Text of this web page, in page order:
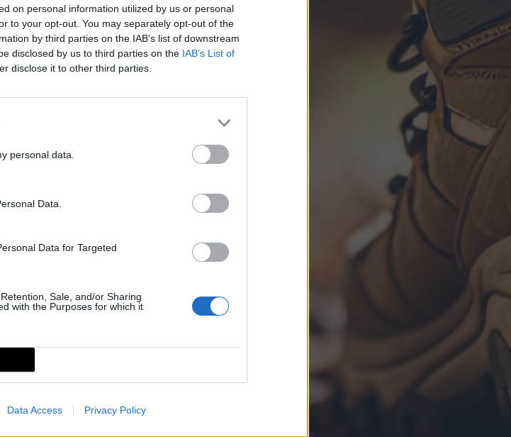
on personal information utilized by us or personal
to your opt-out. You may separately opt-out of the
by third parties on the IAB’s list of downstream
disclosed by us to third parties on the IAB’s List of
disclose it to other third parties.
personal data.
Data.
Data for Targeted
Sale, and/or Sharing
with the Purposes for which it
Data Access Privacy Policy